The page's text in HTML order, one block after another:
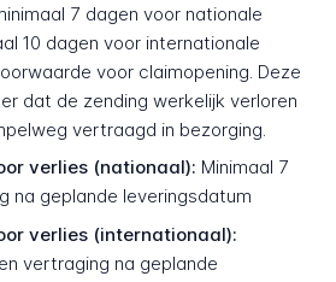
7 dagen voor nationale
10 dagen voor internationale
voor claimopening. Deze
dat de zending werkelijk verloren
vertraagd in bezorging.
verlies (nationaal): Minimaal 7
na geplande leveringsdatum
verlies (internationaal):
vertraging na geplande